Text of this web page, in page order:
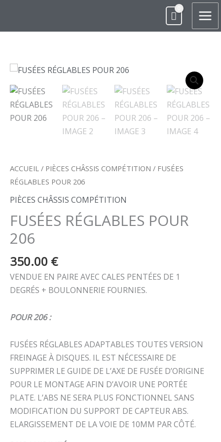
CONTENU
ACCUEIL / PIÈCES CHÂSSIS COMPÉTITION / FUSÉES
RÉGLABLES POUR 206
PIÈCES CHÂSSIS COMPÉTITION
FUSÉES RÉGLABLES POUR
206
350.00 €
VENDUE EN PAIRE AVEC CALES PENTÉES DE 1
DEGRÉS + BOULONNERIE FOURNIES.
POUR 206 :
FUSÉES RÉGLABLES ADAPTABLES TOUTES VERSION
FREINAGE À DISQUES. IL EST NÉCESSAIRE DE
SUPPRIMER LE GUIDE DE L’AXE DE FUSÉE D’ORIGINE
POUR LE MONTAGE AFIN D’AVOIR UNE PORTÉE
PLATE. L’ABS NE SERA PLUS FONCTIONNEL SANS
MODIFICATION DU SUPPORT DE CAPTEUR ABS.
ELARGISSEMENT DE LA VOIE DE 10MM PAR CÔTÉ.
QUANTITÉ
DE
FUSÉES
RÉGLABLES
POUR